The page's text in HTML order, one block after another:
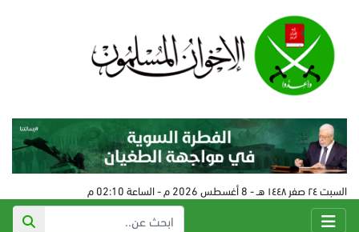
السبت ٢٤ صفر ١٤٤٨ هـ - 8 أغسطس 2026 م - الساعة 02:10 م